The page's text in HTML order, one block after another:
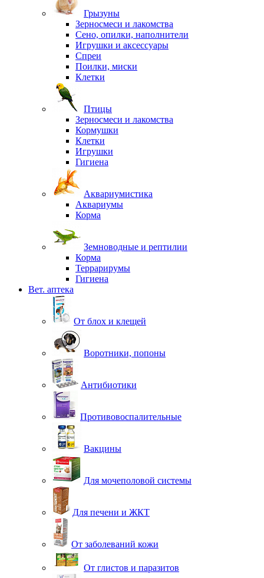
Грызуны
Зерносмеси и лакомства
Сено, опилки, наполнители
Игрушки и аксессуары
Спреи
Поилки, миски
Клетки
Птицы
Зерносмеси и лакомства
Кормушки
Клетки
Игрушки
Гигиена
Аквариумистика
Аквариумы
Корма
Земноводные и рептилии
Корма
Террарирумы
Гигиена
Вет. аптека
От блох и клещей
Воротники, попоны
Антибиотики
Противовоспалительные
Вакцины
Для мочеполовой системы
Для печени и ЖКТ
От заболеваний кожи
От глистов и паразитов